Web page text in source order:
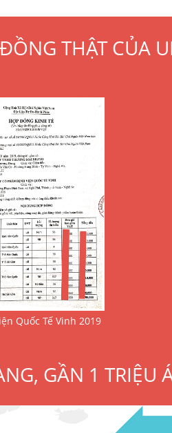
THẬT CỦA
Quốc Tế Vinh 2019
GẦN 1 TRIỆU